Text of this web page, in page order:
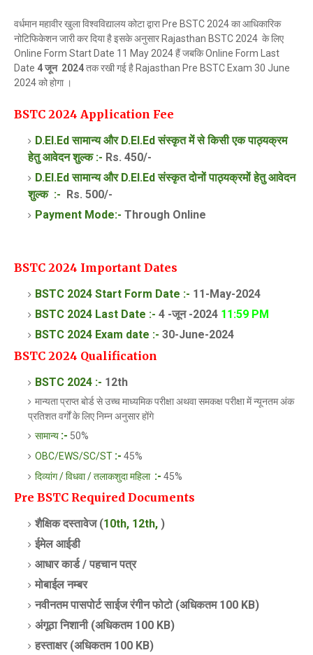
वर्धमान महावीर खुला विश्वविद्यालय कोटा द्वारा Pre BSTC 2024 का आधिकारिक
नोटिफिकेशन जारी कर दिया है इसके अनुसार Rajasthan BSTC 2024 के लिए
Online Form Start Date 11 May 2024 हैं जबकि Online Form Last
Date 4 जून 2024तक रखी गई है Rajasthan Pre BSTC Exam 30 June
2024 को होगा ।
BSTC 2024 Application Fee
D.El.Ed सामान्य और D.El.Edसंस्कृत में से किसी एक पाठ्यक्रम
हेतु आवेदन शुल्क :- Rs. 450/-
D.El.Edसामान्य और D.El.Edसंस्कृत दोनों पाठ्यक्रमोंहेतु आवेदन
शुल्क:- Rs. 500/-
Payment Mode:- Through Online
BSTC 2024 Important Dates
BSTC 2024 Start Form Date :- 11-May-2024
BSTC 2024 Last Date :- 4 -जून -2024 11:59 PM
BSTC 2024 Exam date :- 30-June-2024
BSTC 2024 Qualification
BSTC 2024 :- 12th
मान्यता प्राप्त बोर्ड से उच्च माध्यमिक परीक्षा अथवा समकक्ष परीक्षा में न्यूनतम अंक
प्रतिशत वर्गों के लिए निम्न अनुसार होंगे
सामान्य :- 50%
OBC/EWS/SC/ST :- 45%
दिव्यांग / विधवा / तलाकशुदा महिला :- 45%
Pre BSTC Required Documents
शैक्षिक दस्तावेज (10th, 12th, )
ईमेल आईडी
आधार कार्ड /पहचान पत्र
मोबाईल नम्बर
नवीनतम पासपोर्ट साईज रंगीन फोटो (अधिकतम 100 KB)
अंगूठा निशानी (अधिकतम 100 KB)
हस्ताक्षर (अधिकतम 100 KB)